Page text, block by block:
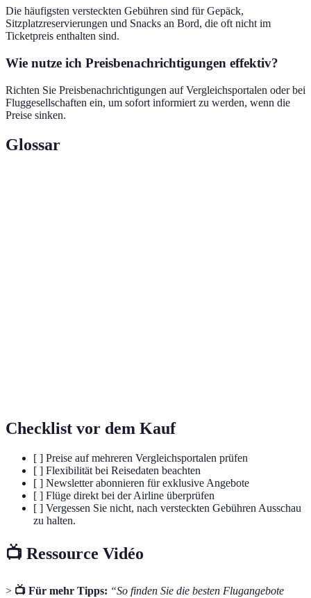
Die häufigsten versteckten Gebühren sind für Gepäck,
Sitzplatzreservierungen und Snacks an Bord, die oft nicht im
Ticketpreis enthalten sind.
Wie nutze ich Preisbenachrichtigungen effektiv?
Richten Sie Preisbenachrichtigungen auf Vergleichsportalen oder bei
Fluggesellschaften ein, um sofort informiert zu werden, wenn die
Preise sinken.
Glossar
Checklist vor dem Kauf
[ ] Preise auf mehreren Vergleichsportalen prüfen
[ ] Flexibilität bei Reisedaten beachten
[ ] Newsletter abonnieren für exklusive Angebote
[ ] Flüge direkt bei der Airline überprüfen
[ ] Vergessen Sie nicht, nach versteckten Gebühren Ausschau
zu halten.
📺 Ressource Vidéo
> 📺 Für mehr Tipps: “So finden Sie die besten Flugangebote